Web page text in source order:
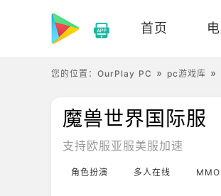
首页
您的位置： OurPlay PC pc游戏库
魔兽世界国际服
支持欧服亚服美服加速
角色扮演 多人在线